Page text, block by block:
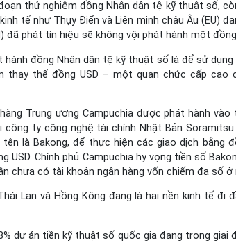
thử nghiệm đồng Nhân dân tệ kỹ thuật số,
tế như Thụy Điển và Liên minh châu Âu (EU)
đã phát tín hiệu sẽ không vội phát hành một
hành đồng Nhân dân tệ kỹ thuật số là để sử
thay thế đồng USD – một quan chức cấp cao
Trung ương Campuchia được phát hành
ty công nghệ tài chính Nhật Bản
là Bakong, để thực hiện các giao dịch bằng
USD. Chính phủ Campuchia hy vọng tiền số
chưa có tài khoản ngân hàng vốn chiếm đa số ở
Lan và Hồng Kông đang là hai nền kinh tế đi
dự án tiền kỹ thuật số quốc gia đang trong